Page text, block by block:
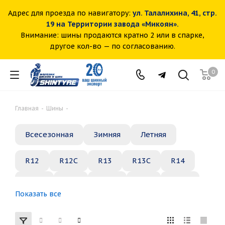
Адрес для проезда по навигатору: ул. Талалихина, 41, стр.
19 на Территории завода «Микоян».
Внимание: шины продаются кратно 2 или в спарке,
другое кол-во — по согласованию.
0
Главная - Шины -
Всесезонная Зимняя Летняя
R12 R12C R13 R13C R14
Показать все